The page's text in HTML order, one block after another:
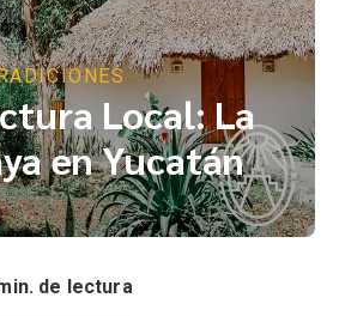
Local: La
en Yucatán
de lectura